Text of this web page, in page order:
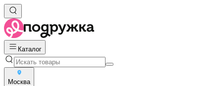
Каталог
Москва